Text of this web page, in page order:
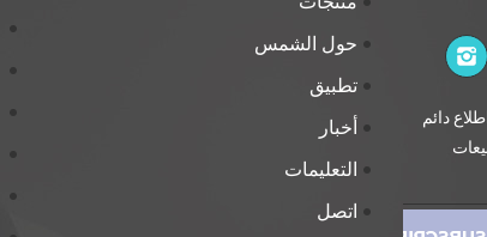
دائم
حول الشمس
تطبيق
أخبار
التعليمات
اتصل